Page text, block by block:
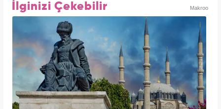
İlginizi Çekebilir Makroo